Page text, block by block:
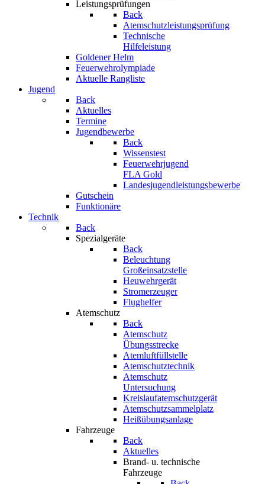
Leistungsprüfungen
Back
Atemschutzleistungsprüfung
Technische
Hilfeleistung
Goldener Helm
Feuerwehrolympiade
Aktuelle Rangliste
Jugend
Back
Aktuelles
Termine
Jugendbewerbe
Back
Wissenstest
Feuerwehrjugend
FLA Gold
Landesjugendleistungsbewerbe
Gutschein
Funktionäre
Technik
Back
Spezialgeräte
Back
Beleuchtung
Großeinsatzstelle
Heuwehrgerät
Stromerzeuger
Flughelfer
Atemschutz
Back
Atemschutz
Übungsstrecke
Atemluftfüllstelle
Atemschutztechnik
Atemschutz
Untersuchung
Kreislaufatemschutzgerät
Atemschutzsammelplatz
Heißübungsanlage
Fahrzeuge
Back
Aktuelles
Brand- u. technische
Fahrzeuge